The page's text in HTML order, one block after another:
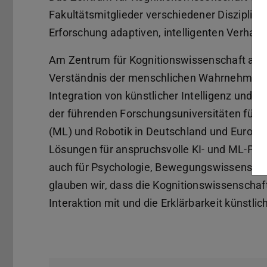
Fakultätsmitglieder verschiedener
Erforschung adaptiven, intelligenten
Am Zentrum für Kognitionswissenschaft
Verständnis der menschlichen
Integration von künstlicher Intelligenz und
der führenden Forschungsuniversitäten für
(ML) und Robotik in Deutschland und
Lösungen für anspruchsvolle KI- und ML-
auch für Psychologie,
glauben wir, dass die
Interaktion mit und die Erklärbarkeit